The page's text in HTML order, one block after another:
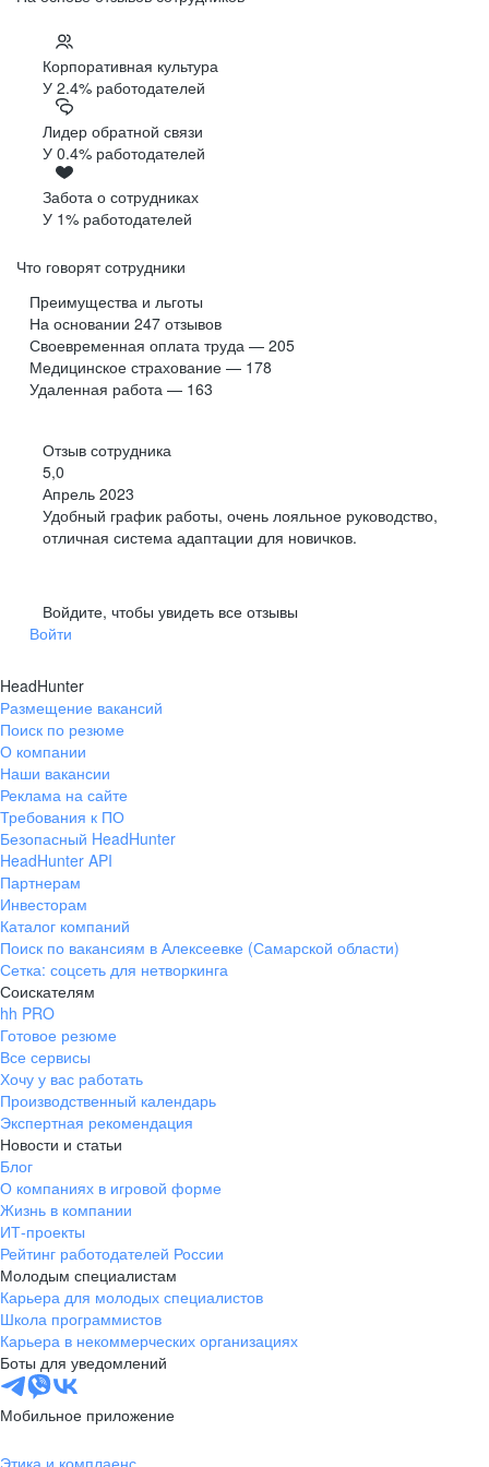
Корпоративная культура
У 2.4% работодателей
Лидер обратной связи
У 0.4% работодателей
Забота о сотрудниках
У 1% работодателей
Что говорят сотрудники
Преимущества и льготы
На основании 247 отзывов
Своевременная оплата труда — 205
Медицинское страхование — 178
Удаленная работа — 163
Отзыв сотрудника
5,0
Апрель 2023
Удобный график работы, очень лояльное руководство,
отличная система адаптации для новичков.
Войдите, чтобы увидеть все отзывы
Войти
HeadHunter
Размещение вакансий
Поиск по резюме
О компании
Наши вакансии
Реклама на сайте
Требования к ПО
Безопасный HeadHunter
HeadHunter API
Партнерам
Инвесторам
Каталог компаний
Поиск по вакансиям в Алексеевке (Самарской области)
Сетка: соцсеть для нетворкинга
Соискателям
hh PRO
Готовое резюме
Все сервисы
Хочу у вас работать
Производственный календарь
Экспертная рекомендация
Новости и статьи
Блог
О компаниях в игровой форме
Жизнь в компании
ИТ-проекты
Рейтинг работодателей России
Молодым специалистам
Карьера для молодых специалистов
Школа программистов
Карьера в некоммерческих организациях
Боты для уведомлений
Мобильное приложение